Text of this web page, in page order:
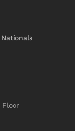
Nationals
Floor